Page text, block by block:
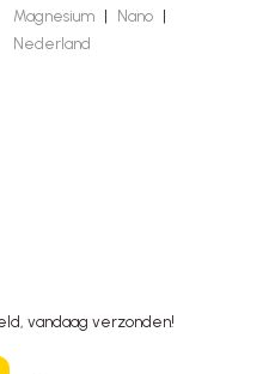
Magnesium | Nano |
Nederland
vandaag verzonden!